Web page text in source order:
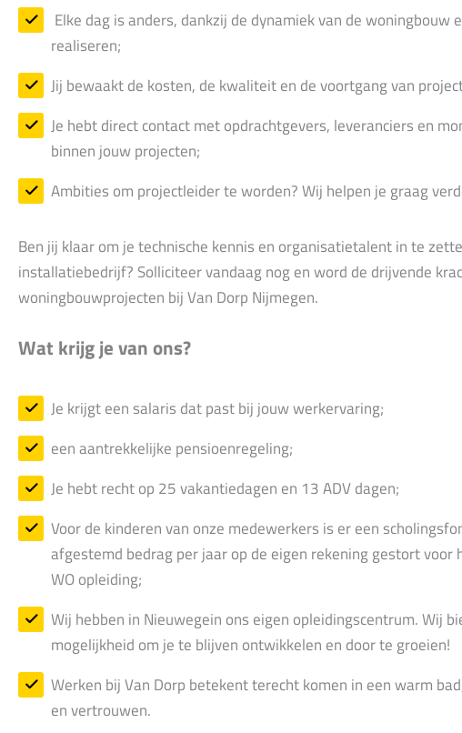
Elke dag is anders, dankzij de dynamiek van de woningbouw
realiseren;
Jij bewaakt de kosten, de kwaliteit en de voortgang van
Je hebt direct contact met opdrachtgevers, leveranciers en
binnen jouw projecten;
Ambities om projectleider te worden? Wij helpen je graag
Ben jij klaar om je technische kennis en organisatietalent in te
installatiebedrijf? Solliciteer vandaag nog en word de drijvende
woningbouwprojecten bij Van Dorp Nijmegen.
Wat krijg je van ons?
Je krijgt een salaris dat past bij jouw werkervaring;
een aantrekkelijke pensioenregeling;
Je hebt recht op 25 vakantiedagen en 13 ADV dagen;
Voor de kinderen van onze medewerkers is er een
afgestemd bedrag per jaar op de eigen rekening gestort voor
WO opleiding;
Wij hebben in Nieuwegein ons eigen opleidingscentrum. Wij
mogelijkheid om je te blijven ontwikkelen en door te groeien!
Werken bij Van Dorp betekent terecht komen in een warm
en vertrouwen.